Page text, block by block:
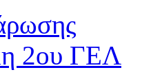
2ου ΓΕΛ